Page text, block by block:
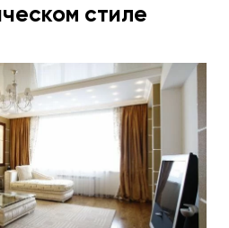
стиле